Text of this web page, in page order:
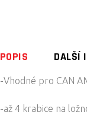
POPIS DALŠÍ
-Vhodné pro CAN
-až 4 krabice na